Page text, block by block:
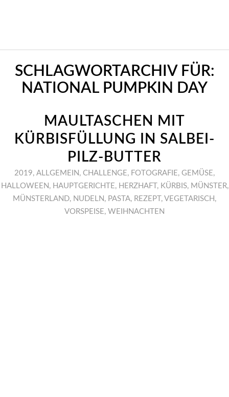
SCHLAGWORTARCHIV FÜR:
NATIONAL PUMPKIN DAY
MAULTASCHEN MIT
KÜRBISFÜLLUNG IN SALBEI-
PILZ-BUTTER
2019, ALLGEMEIN , CHALLENGE, FOTOGRAFIE, GEMÜSE,
HALLOWEEN , HAUPTGERICHTE, HERZHAFT , KÜRBIS, MÜNSTER,
MÜNSTERLAND, NUDELN , PASTA, REZEPT , VEGETARISCH ,
VORSPEISE, WEIHNACHTEN